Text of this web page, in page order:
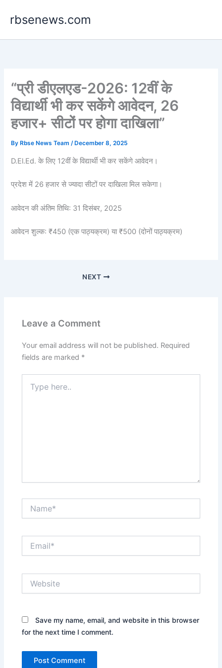
rbsenews.com
“प्री डीएलएड-2026: 12वीं के
विद्यार्थी भी कर सकेंगे आवेदन, 26
हजार+ सीटों पर होगा दाखिला”
By Rbse News Team/ December 8, 2025
D.El.Ed. के लिए 12वीं के विद्यार्थी भी कर सकेंगे आवेदन।
प्रदेश में 26 हजार से ज्यादा सीटों पर दाखिला मिल सकेगा।
आवेदन की अंतिम तिथि: 31 दिसंबर, 2025
आवेदन शुल्क: ₹450 (एक पाठ्यक्रम) या ₹500 (दोनों पाठ्यक्रम)
NEXT
Leave a Comment
Your email address will not be published. Required
fields are marked *
here..
Save my name, email, and website in this browser
for the next time I comment.